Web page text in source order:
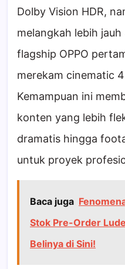
Dolby Vision HDR,
melangkah lebih
flagship OPPO
merekam cinematic
Kemampuan ini
konten yang lebih
dramatis hingga
untuk proyek
Baca juga
Stok Pre-Order
Belinya di Sini!